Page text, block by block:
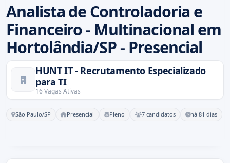
Analista de Controladoria e
Financeiro - Multinacional em
Hortolândia/SP - Presencial
HUNT IT - Recrutamento Especializado
para TI
16 Vagas Ativas
São Paulo/SP Presencial Pleno 7 candidatos há 81 dias